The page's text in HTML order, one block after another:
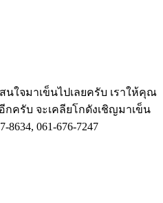
นใจมาเข็นไปเลยครับ เราให้คุณ
กครับ จะเคลียโกดังเชิญมาเข็น
061-676-7247